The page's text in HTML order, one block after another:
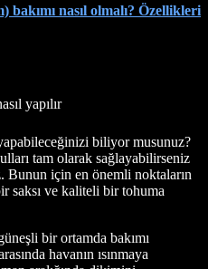
bakımı nasıl olmalı? Özellikleri
biliyor musunuz?
tam olarak sağlayabilirseniz
Bunun için en önemli noktaların
saksı ve kaliteli bir tohuma
bir ortamda bakımı
havanın ısınmaya